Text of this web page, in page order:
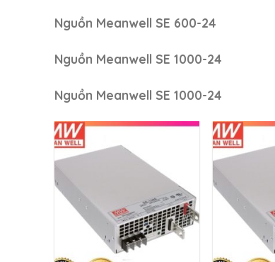
Nguồn Meanwell SE 600-24
Nguồn Meanwell SE 1000-24
Nguồn Meanwell SE 1000-24